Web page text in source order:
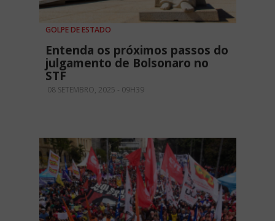
GOLPE DE ESTADO
Entenda os próximos passos do
julgamento de Bolsonaro no
STF
08 SETEMBRO, 2025 - 09H39